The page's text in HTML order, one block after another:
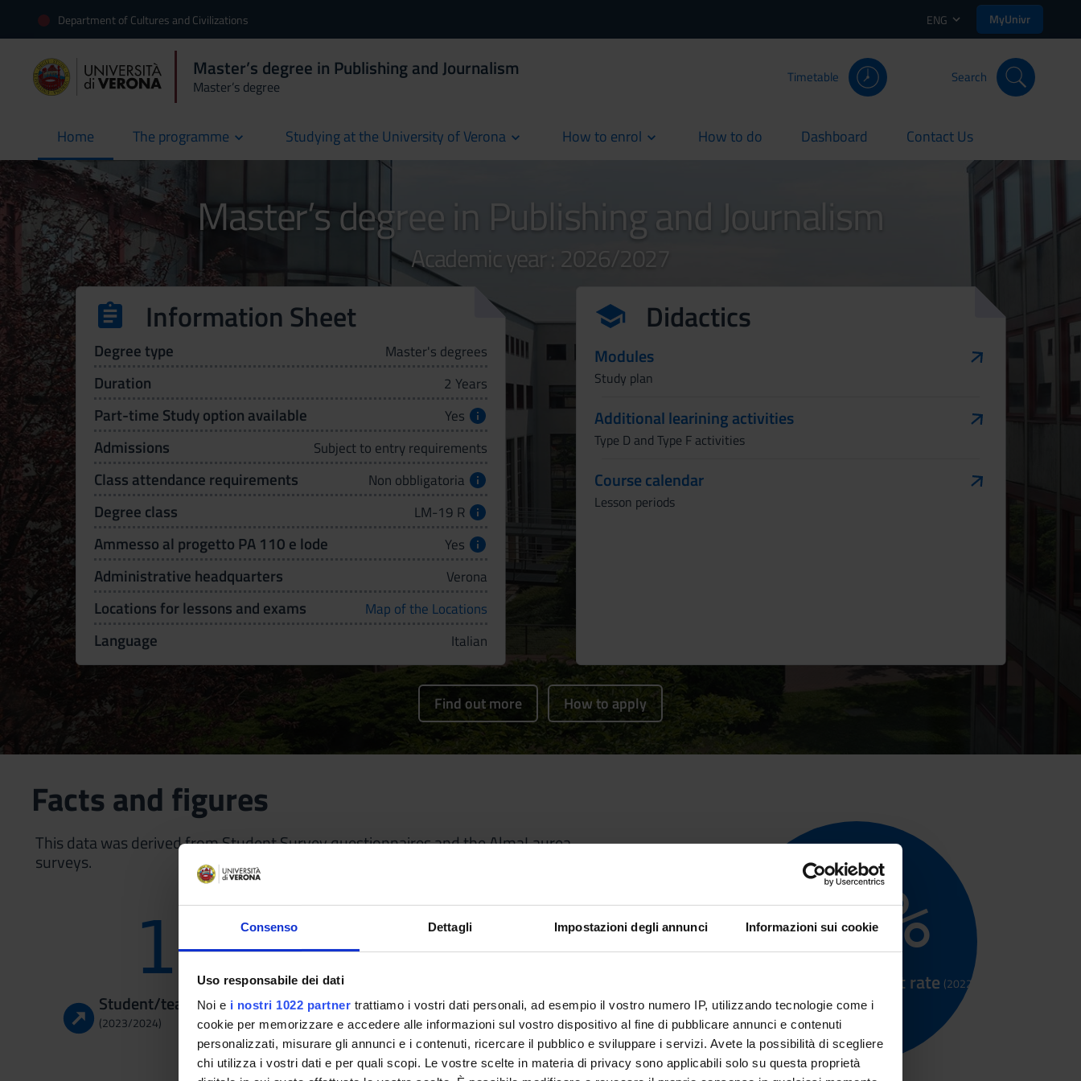
Consenso Dettagli Impostazioni degli annunci Informazioni sui cookie
Uso responsabile dei dati
Noi e i nostri 1022 partner trattiamo i vostri dati personali, ad esempio il vostro numero IP, utilizzando tecnologie come i
cookie per memorizzare e accedere alle informazioni sul vostro dispositivo al fine di pubblicare annunci e contenuti
personalizzati, misurare gli annunci e i contenuti, ricercare il pubblico e sviluppare i servizi. Avete la possibilità di scegliere
chi utilizza i vostri dati e per quali scopi. Le vostre scelte in materia di privacy sono applicabili solo su questa proprietà
Department of Cultures and Civilizations ENG MyUnivr
Master’s degree in Publishing and Journalism
Master’s degree
Timetable Search
Home
current The programme Studying at the University of Verona How to enrol How to do
current Dashboard
current Contact Us
current
Master’s degree in Publishing and Journalism
Academic year : 2026/2027
Information Sheet
Degree type Master's degrees
Duration 2 Years
Part-time Study option available Yes
Admissions Subject to entry requirements
Class attendance requirements Non obbligatoria
Degree class LM-19 R
Ammesso al progetto PA 110 e lode Yes
Administrative headquarters Verona
Locations for lessons and exams Map of the Locations
Language Italian
Didactics
Modules
Study plan
Additional learining activities
Type D and Type F activities
Course calendar
Lesson periods
Find out more How to apply
Facts and figures
This data was derived from Student Survey questionnaires and the AlmaLaurea
surveys.
19
Student/teaching staff ratio
(2023/2024)
87%
Overall programme
satisfaction(2023)
71%
Graduate employment rate (2022)